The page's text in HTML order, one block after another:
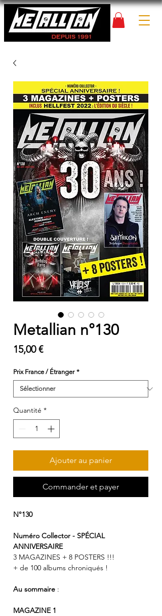
Metallian n°130
15,00 €Prix
Prix France / Étranger *
Quantité *
Ajouter au panier
Commander et payer
N°130
Numéro Collector - SPÉCIAL
ANNIVERSAIRE
3 MAGAZINES + 8 POSTERS !!!
+ de 100 albums chroniqués !
Au sommaire :
MAGAZINE 1